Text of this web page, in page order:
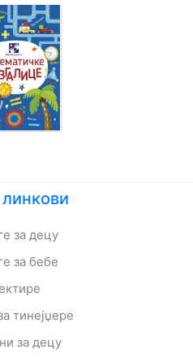
за децу
за бебе
тинејџере
за децу